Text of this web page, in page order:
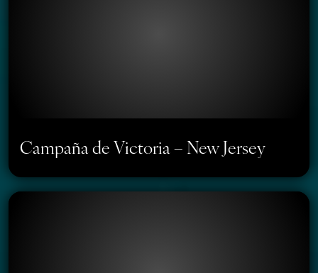
Campaña de Victoria – New Jersey